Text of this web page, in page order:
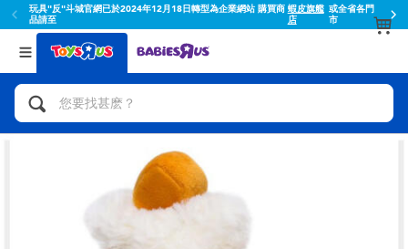
玩具"反"斗城官網已於2024年12月18日轉型為企業網站 購買商
品請至
蝦皮旗艦
店
或全省各門
市
返回
分類目錄
人氣英雄,角色扮演,射擊玩具
腳踏車,滑板車,騎乘車
拼砌組合及樂高LEGO
返回
品牌
Toy Story玩具總動員
Super Mario超級瑪利歐